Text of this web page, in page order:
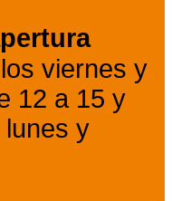
viernes y
12 a 15 y
lunes y